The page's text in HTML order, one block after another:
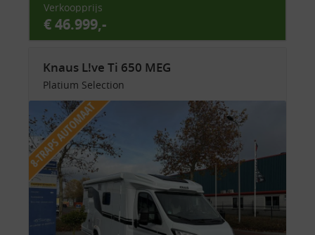
Verkoopprijs
€ 46.999,-
Knaus L!ve Ti 650 MEG
Platium Selection